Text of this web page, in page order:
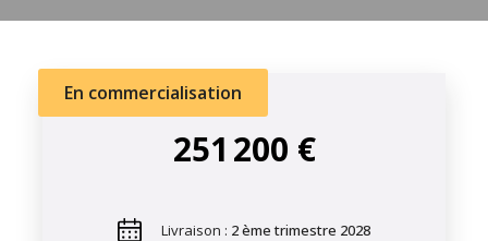
En commercialisation
251 200 €
Livraison : 2 ème trimestre 2028